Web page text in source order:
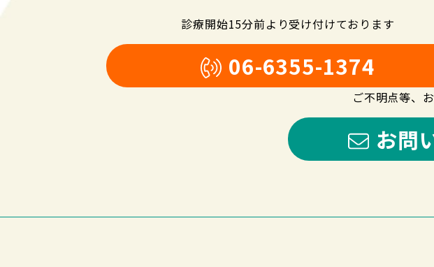
診療開始15分前より受け付けております
06-6355-1374
ご不明点等、
お問